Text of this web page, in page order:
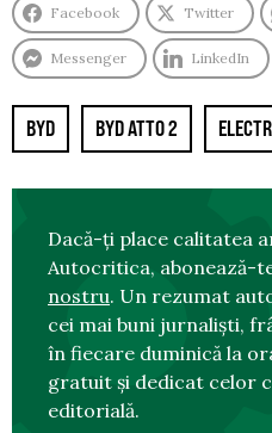
Facebook Twitter
Messenger LinkedIn
BYD BYD ATTO 2
Dacă-ți place calitatea
Autocritica, abonează-
nostru. Un rezumat
cei mai buni jurnaliști,
în fiecare duminică la
gratuit și dedicat celor
editorială.